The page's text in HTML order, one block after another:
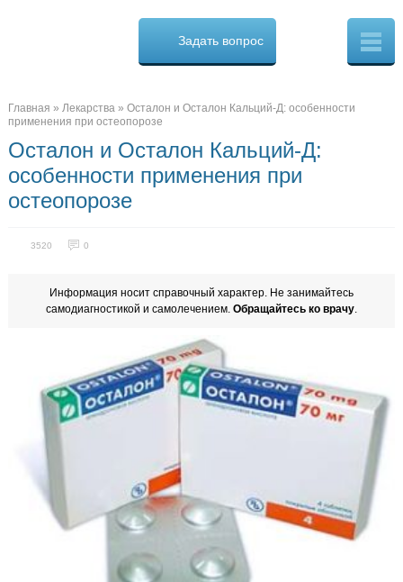
Cure.ru
в
спине
Задать вопрос
Главная » Лекарства» Осталон и Осталон Кальций-Д: особенности
применения при остеопорозе
Осталон и Осталон Кальций-Д:
особенности применения при
остеопорозе
3520 0
Информация носит справочный характер. Не занимайтесь
самодиагностикой и самолечением. Обращайтесь ко врачу.